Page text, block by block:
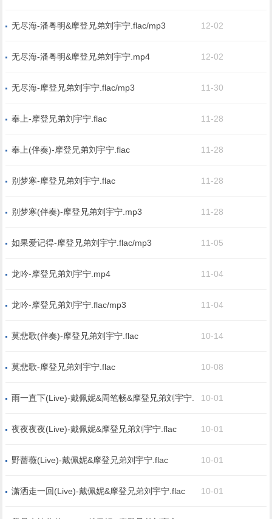
无尽海-潘粤明&摩登兄弟刘宇宁.flac/mp3 12-02
无尽海-潘粤明&摩登兄弟刘宇宁.mp4 12-02
无尽海-摩登兄弟刘宇宁.flac/mp3 11-30
奉上-摩登兄弟刘宇宁.flac 11-28
奉上(伴奏)-摩登兄弟刘宇宁.flac 11-28
别梦寒-摩登兄弟刘宇宁.flac 11-28
别梦寒(伴奏)-摩登兄弟刘宇宁.mp3 11-28
如果爱记得-摩登兄弟刘宇宁.flac/mp3 11-05
龙吟-摩登兄弟刘宇宁.mp4 11-04
龙吟-摩登兄弟刘宇宁.flac/mp3 11-04
莫悲歌(伴奏)-摩登兄弟刘宇宁.flac 10-14
莫悲歌-摩登兄弟刘宇宁.flac 10-08
雨一直下(Live)-戴佩妮&周笔畅&摩登兄弟刘宇宁.
10-01
夜夜夜夜(Live)-戴佩妮&摩登兄弟刘宇宁.flac 10-01
野蔷薇(Live)-戴佩妮&摩登兄弟刘宇宁.flac 10-01
潇洒走一回(Live)-戴佩妮&摩登兄弟刘宇宁.flac 10-01